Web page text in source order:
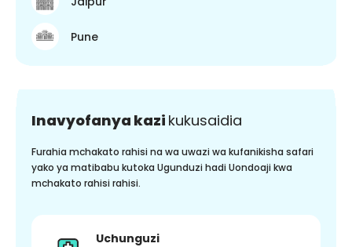
Pune
Inavyofanya kazi kukusaidia
Furahia mchakato rahisi na wa uwazi wa kufanikisha safari
yako ya matibabu kutoka Ugunduzi hadi Uondoaji kwa
mchakato rahisi rahisi.
Uchunguzi